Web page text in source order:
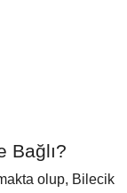
Bağlı?
olup, Bilecik